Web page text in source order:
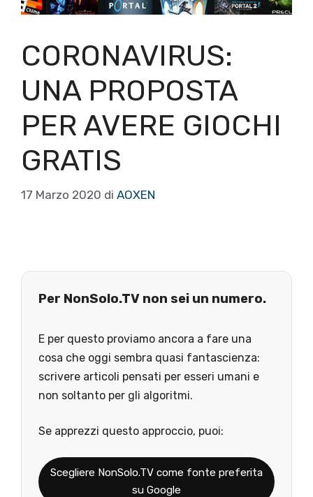
CORONAVIRUS:
UNA PROPOSTA
PER AVERE GIOCHI
GRATIS
17 Marzo 2020 di AOXEN
Per NonSolo.TV non sei un numero.
E per questo proviamo ancora a fare una
cosa che oggi sembra quasi fantascienza:
scrivere articoli pensati per esseri umani e
non soltanto per gli algoritmi.
Se apprezzi questo approccio, puoi:
Scegliere NonSolo.TV come fonte preferita
su Google